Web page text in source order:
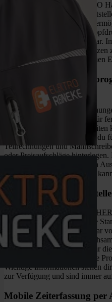
Ein weiterer Vorteil der HERO
können auf zahlreiche
Connect. Diese Schnittstelle
deines Großhändlers auf
importieren, etwa von Sonepar.
Beispiele, um besser
Handwerkersoftware für deinen
Elektriker
Standard
Mit HERO erstellst du
& Drop. Genutzt werden dafür
erstellen und jederzeit
Rechnungsprogramm
kannst du
Teilrechnungen und
oder Preisaufschläge
die Teilnahme an öffentlichen
im GAEB-Standard erstellen
IDS Connect:
du die Möglichkeit, sämtliche
Dadurch kannst du unmittelbar
reagieren. Du ersparst dir
Einsatzort und Büro, sei es für
Angeboten, oder um konkrete
Wichtige Informationen stehen
zur Verfügung und sind immer
Mobile Zeiterfassung per